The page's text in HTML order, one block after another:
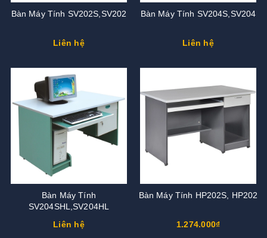
Bàn Máy Tính SV202S,SV202
Liên hệ
Bàn Máy Tính SV204S,SV204
Liên hệ
Bàn Máy Tính
SV204SHL,SV204HL
Liên hệ
Bàn Máy Tính HP202S, HP202
1.274.000₫